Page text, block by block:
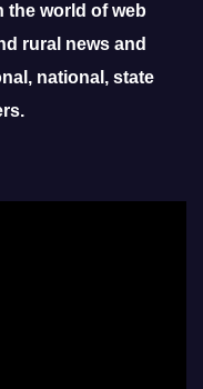
the world of web
rural news and
national, state